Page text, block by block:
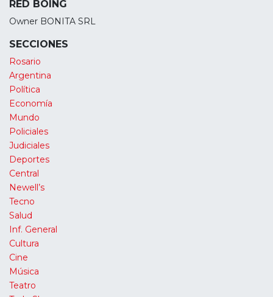
RED BOING
Owner BONITA SRL
SECCIONES
Rosario
Argentina
Política
Economía
Mundo
Policiales
Judiciales
Deportes
Central
Newell’s
Tecno
Salud
Inf. General
Cultura
Cine
Música
Teatro